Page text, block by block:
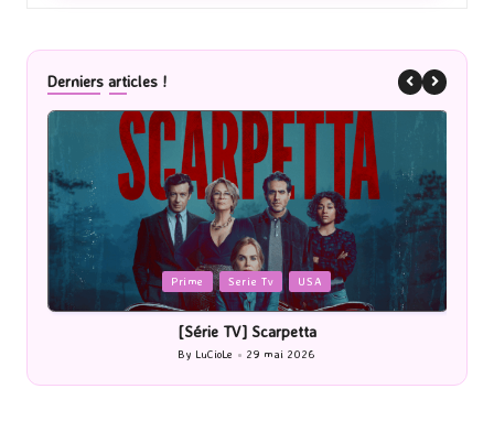
Derniers articles !
Posted
in
Prime Serie Tv USA
[Série TV] Scarpetta
Posted
by
By LuCioLe 29 mai 2026